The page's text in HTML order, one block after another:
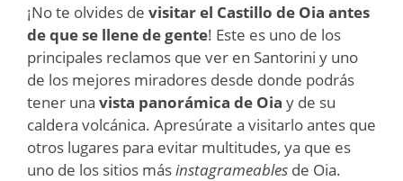
¡No te olvides de visitar el Castillo de Oia antes
de que se llene de gente! Este es uno de los
principales reclamos que ver en Santorini y uno
de los mejores miradores desde donde podrás
tener una vista panorámica de Oia y de su
caldera volcánica. Apresúrate a visitarlo antes que
otros lugares para evitar multitudes, ya que es
uno de los sitios másinstagrameables de Oia.